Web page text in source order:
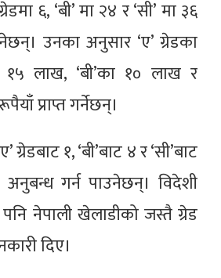
६, ‘बी’ मा २४ र ‘सी’ मा ३६
उनका अनुसार ‘ए’ ग्रेडका
लाख, ‘बी’का १० लाख र
प्राप्त गर्नेछन्।
१, ‘बी’बाट ४ र ‘सी’बाट
गर्न पाउनेछन्। विदेशी
नेपाली खेलाडीको जस्तै ग्रेड
दिए।